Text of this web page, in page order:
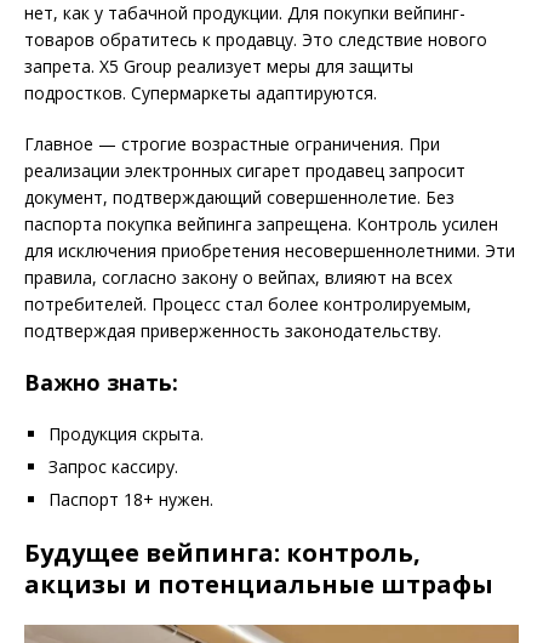
нет, как у табачной продукции. Для покупки вейпинг-
товаров обратитесь к продавцу. Это следствие нового
запрета. X5 Group реализует меры для защиты
подростков. Супермаркеты адаптируются.
Главное — строгие возрастные ограничения. При
реализации электронных сигарет продавец запросит
документ, подтверждающий совершеннолетие. Без
паспорта покупка вейпинга запрещена. Контроль усилен
для исключения приобретения несовершеннолетними. Эти
правила, согласно закону о вейпах, влияют на всех
потребителей. Процесс стал более контролируемым,
подтверждая приверженность законодательству.
Важно знать:
Продукция скрыта.
Запрос кассиру.
Паспорт 18+ нужен.
Будущее вейпинга: контроль,
акцизы и потенциальные штрафы